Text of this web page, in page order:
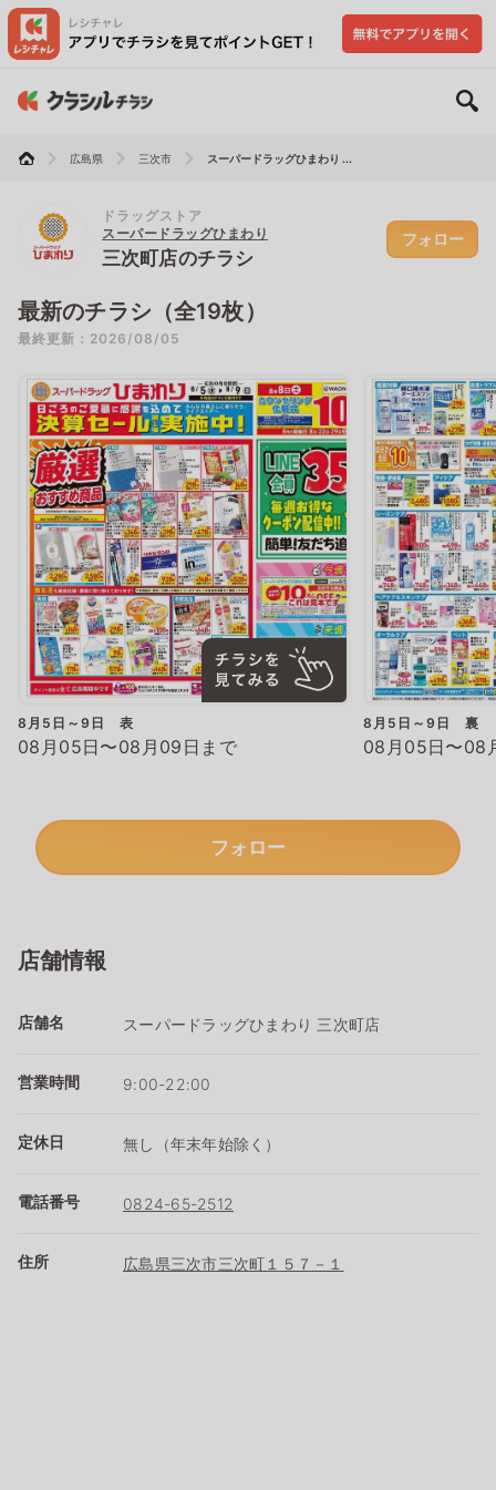
広島県 三次市 スーパードラッグひまわり ...
ドラッグストア
スーパードラッグひまわり
三次町店のチラシ
フォロー
最新のチラシ（全19枚）
最終更新：2026/08/05
8月5日～9日 表
08月05日〜08月09日まで
8月5日～9日 裏
08月05日〜08
フォロー
店舗情報
店舗名 スーパードラッグひまわり 三次町店
営業時間 9:00-22:00
定休日 無し（年末年始除く）
電話番号 0824-65-2512
住所 広島県三次市三次町１５７－１